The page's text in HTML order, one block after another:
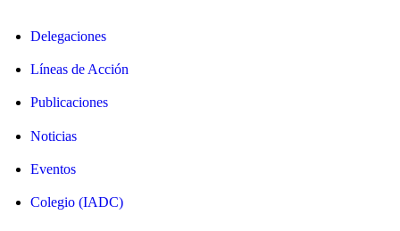
Delegaciones
Líneas de Acción
Publicaciones
Noticias
Eventos
Colegio (IADC)